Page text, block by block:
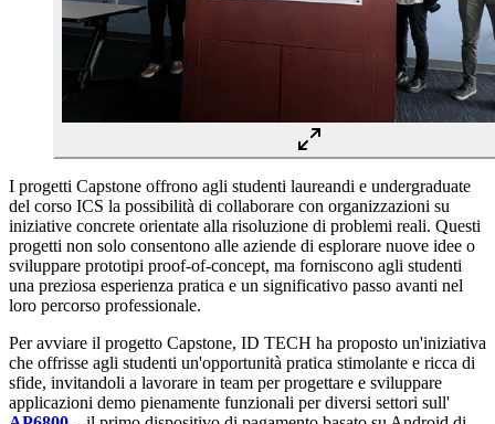
I progetti Capstone offrono agli studenti laureandi e undergraduate
del corso ICS la possibilità di collaborare con organizzazioni su
iniziative concrete orientate alla risoluzione di problemi reali. Questi
progetti non solo consentono alle aziende di esplorare nuove idee o
sviluppare prototipi proof-of-concept, ma forniscono agli studenti
una preziosa esperienza pratica e un significativo passo avanti nel
loro percorso professionale.
Per avviare il progetto Capstone, ID TECH ha proposto un'iniziativa
che offrisse agli studenti un'opportunità pratica stimolante e ricca di
sfide, invitandoli a lavorare in team per progettare e sviluppare
applicazioni demo pienamente funzionali per diversi settori sull'